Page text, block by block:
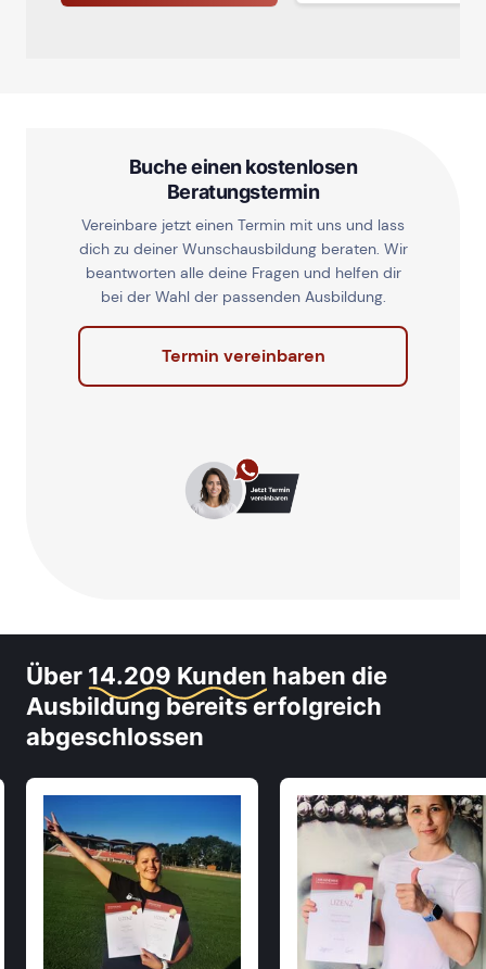
Buche einen kostenlosen
Beratungstermin
Vereinbare jetzt einen Termin mit uns und lass
dich zu deiner Wunschausbildung beraten. Wir
beantworten alle deine Fragen und helfen dir
bei der Wahl der passenden Ausbildung.
Termin vereinbaren
Über 14.209 Kunden haben die
Ausbildung bereits erfolgreich
abgeschlossen